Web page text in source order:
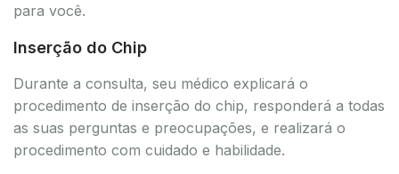
para você.
Inserção do Chip
Durante a consulta, seu médico explicará o
procedimento de inserção do chip, responderá a todas
as suas perguntas e preocupações, e realizará o
procedimento com cuidado e habilidade.